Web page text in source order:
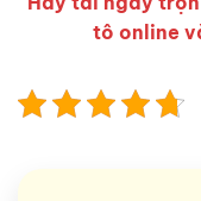
tô online